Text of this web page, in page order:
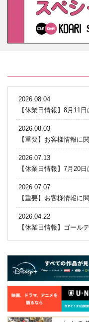
2026.08.04
【休業日情報】8月11
2026.08.03
【重要】お客様情報に
2026.07.13
【休業日情報】7月20
2026.07.07
【重要】お客様情報に
2026.04.22
【休業日情報】ゴール